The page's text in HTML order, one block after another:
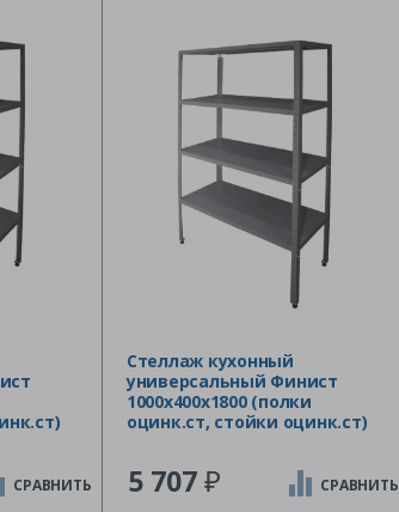
СРАВНИТЬ
Стеллаж кухонный
универсальный Финист
1000х400х1800 (полки
оцинк.ст, стойки оцинк.ст)
5 707₽ СРАВНИТЬ